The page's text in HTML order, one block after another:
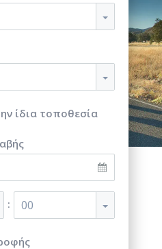
ίδια τοποθεσία
: 00